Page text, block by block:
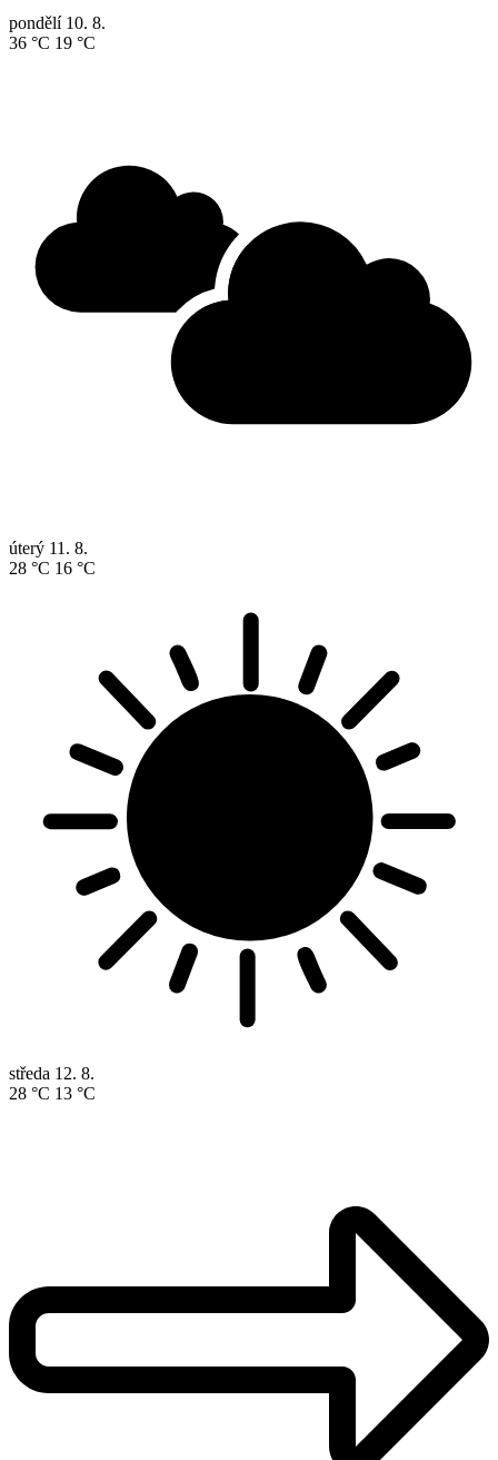
pondělí 10. 8.
36 °C 19 °C
úterý 11. 8.
28 °C 16 °C
středa 12. 8.
28 °C 13 °C